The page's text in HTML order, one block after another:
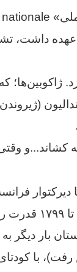
داشت،
که
دیرکتوار
دو حقوقدان
بار دیگر